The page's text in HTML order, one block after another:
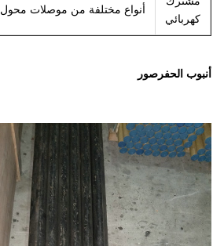
كهربائي
أنواع مختلفة من موصلات محول J55 'N80' L80 اقتران محول
أنبوب الحفر صور